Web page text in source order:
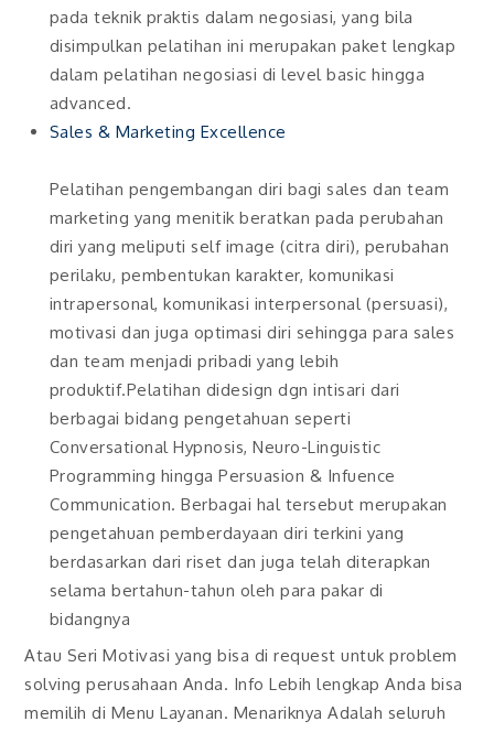
pada teknik praktis dalam negosiasi, yang bila
disimpulkan pelatihan ini merupakan paket lengkap
dalam pelatihan negosiasi di level basic hingga
advanced.
Sales & Marketing Excellence
Pelatihan pengembangan diri bagi sales dan team
marketing yang menitik beratkan pada perubahan
diri yang meliputi self image (citra diri), perubahan
perilaku, pembentukan karakter, komunikasi
intrapersonal, komunikasi interpersonal (persuasi),
motivasi dan juga optimasi diri sehingga para sales
dan team menjadi pribadi yang lebih
produktif.Pelatihan didesign dgn intisari dari
berbagai bidang pengetahuan seperti
Conversational Hypnosis, Neuro-Linguistic
Programming hingga Persuasion & Infuence
Communication. Berbagai hal tersebut merupakan
pengetahuan pemberdayaan diri terkini yang
berdasarkan dari riset dan juga telah diterapkan
selama bertahun-tahun oleh para pakar di
bidangnya
Atau Seri Motivasi yang bisa di request untuk problem
solving perusahaan Anda. Info Lebih lengkap Anda bisa
memilih di Menu Layanan. Menariknya Adalah seluruh